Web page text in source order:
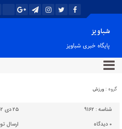
شباویز
پایگاه خبری شباویز
گروه : ورزش
شناسه : 9162
۲۵ دی ۱۴۰۲ - ۲۱:۱۲
۰ دیدگاه ارسال